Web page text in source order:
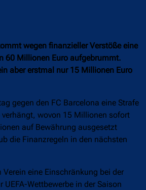
wegen finanzieller Verstöße eine
60 Millionen Euro aufgebrummt.
aber erstmal nur 15 Millionen Euro
gegen den FC Barcelona eine Strafe
wovon 15 Millionen sofort
auf Bewährung ausgesetzt
die Finanzregeln in den nächsten
eine Einschränkung bei der
UEFA-Wettbewerbe in der Saison